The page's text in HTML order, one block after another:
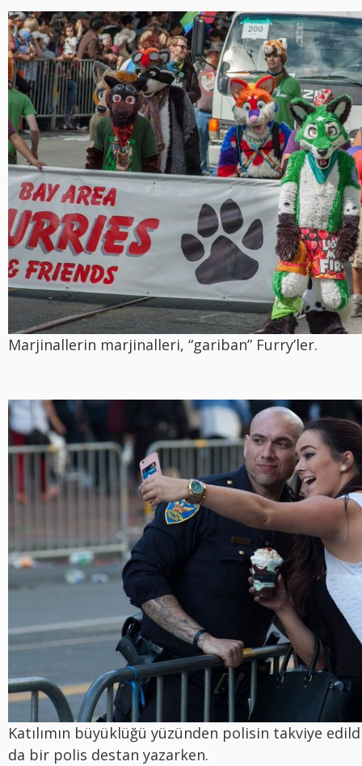
Marjinallerin marjinalleri, “gariban” Furry’ler.
Katılımın büyüklüğü yüzünden polisin takviye
da bir polis destan yazarken.